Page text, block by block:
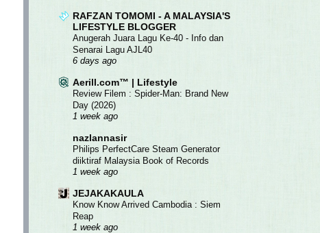
RAFZAN TOMOMI - A MALAYSIA'S
LIFESTYLE BLOGGER
Anugerah Juara Lagu Ke-40 - Info dan
Senarai Lagu AJL40
6 days ago
Aerill.com™ | Lifestyle
Review Filem : Spider-Man: Brand New
Day (2026)
1 week ago
nazlannasir
Philips PerfectCare Steam Generator
diiktiraf Malaysia Book of Records
1 week ago
JEJAKAKAULA
Know Know Arrived Cambodia : Siem
Reap
1 week ago